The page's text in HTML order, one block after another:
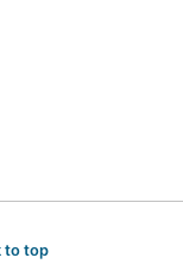
to top